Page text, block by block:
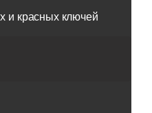
и красных ключей